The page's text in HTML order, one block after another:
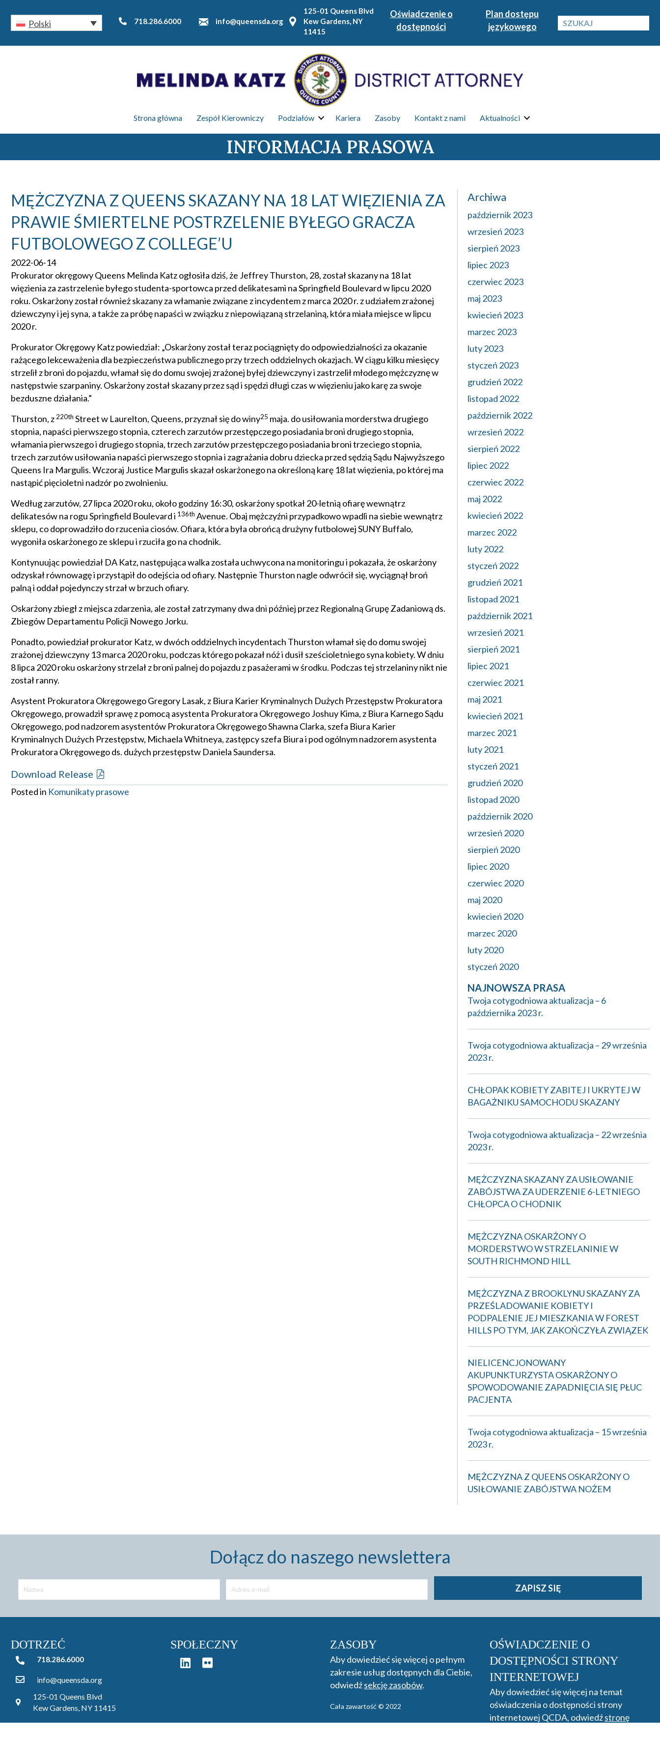
Polski 718.286.6000 info@queensda.org
125-01 Queens Blvd
Kew Gardens, NY
11415
Oświadczenie o
dostępności
Plan dostępu
językowego
Strona główna Zespół Kierowniczy Podziałów Kariera Zasoby Kontakt z nami Aktualności
INFORMACJA PRASOWA
MĘŻCZYZNA Z QUEENS SKAZANY NA 18 LAT WIĘZIENIA ZA
PRAWIE ŚMIERTELNE POSTRZELENIE BYŁEGO GRACZA
FUTBOLOWEGO Z COLLEGE’U
2022-06-14
Prokurator okręgowy Queens Melinda Katz ogłosiła dziś, że Jeffrey Thurston, 28, został skazany na 18 lat
więzienia za zastrzelenie byłego studenta-sportowca przed delikatesami na Springfield Boulevard w lipcu 2020
roku. Oskarżony został również skazany za włamanie związane z incydentem z marca 2020 r. z udziałem zrażonej
dziewczyny i jej syna, a także za próbę napaści w związku z niepowiązaną strzelaniną, która miała miejsce w lipcu
2020 r.
Prokurator Okręgowy Katz powiedział: „Oskarżony został teraz pociągnięty do odpowiedzialności za okazanie
rażącego lekceważenia dla bezpieczeństwa publicznego przy trzech oddzielnych okazjach. W ciągu kilku miesięcy
strzelił z broni do pojazdu, włamał się do domu swojej zrażonej byłej dziewczyny i zastrzelił młodego mężczyznę w
następstwie szarpaniny. Oskarżony został skazany przez sąd i spędzi długi czas w więzieniu jako karę za swoje
bezduszne działania.”
Thurston, z 220th Street w Laurelton, Queens, przyznał się do winy25 maja. do usiłowania morderstwa drugiego
stopnia, napaści pierwszego stopnia, czterech zarzutów przestępczego posiadania broni drugiego stopnia,
włamania pierwszego i drugiego stopnia, trzech zarzutów przestępczego posiadania broni trzeciego stopnia,
trzech zarzutów usiłowania napaści pierwszego stopnia i zagrażania dobru dziecka przed sędzią Sądu Najwyższego
Queens Ira Margulis. Wczoraj Justice Margulis skazał oskarżonego na określoną karę 18 lat więzienia, po której ma
nastąpić pięcioletni nadzór po zwolnieniu.
Według zarzutów, 27 lipca 2020 roku, około godziny 16:30, oskarżony spotkał 20-letnią ofiarę wewnątrz
delikatesów na rogu Springfield Boulevard i 136th Avenue. Obaj mężczyźni przypadkowo wpadli na siebie wewnątrz
sklepu, co doprowadziło do rzucenia ciosów. Ofiara, która była obrońcą drużyny futbolowej SUNY Buffalo,
wygoniła oskarżonego ze sklepu i rzuciła go na chodnik.
Kontynuując powiedział DA Katz, następująca walka została uchwycona na monitoringu i pokazała, że oskarżony
odzyskał równowagę i przystąpił do odejścia od ofiary. Następnie Thurston nagle odwrócił się, wyciągnął broń
palną i oddał pojedynczy strzał w brzuch ofiary.
Oskarżony zbiegł z miejsca zdarzenia, ale został zatrzymany dwa dni później przez Regionalną Grupę Zadaniową ds.
Zbiegów Departamentu Policji Nowego Jorku.
Ponadto, powiedział prokurator Katz, w dwóch oddzielnych incydentach Thurston włamał się do domu swojej
zrażonej dziewczyny 13 marca 2020 roku, podczas którego pokazał nóż i dusił sześcioletniego syna kobiety. W dniu
8 lipca 2020 roku oskarżony strzelał z broni palnej do pojazdu z pasażerami w środku. Podczas tej strzelaniny nikt nie
został ranny.
Asystent Prokuratora Okręgowego Gregory Lasak, z Biura Karier Kryminalnych Dużych Przestępstw Prokuratora
Okręgowego, prowadził sprawę z pomocą asystenta Prokuratora Okręgowego Joshuy Kima, z Biura Karnego Sądu
Okręgowego, pod nadzorem asystentów Prokuratora Okręgowego Shawna Clarka, szefa Biura Karier
Kryminalnych Dużych Przestępstw, Michaela Whitneya, zastępcy szefa Biura i pod ogólnym nadzorem asystenta
Prokuratora Okręgowego ds. dużych przestępstw Daniela Saundersa.
Download Release
Posted in Komunikaty prasowe
Archiwa
październik 2023
wrzesień 2023
sierpień 2023
lipiec 2023
czerwiec 2023
maj 2023
kwiecień 2023
marzec 2023
luty 2023
styczeń 2023
grudzień 2022
listopad 2022
październik 2022
wrzesień 2022
sierpień 2022
lipiec 2022
czerwiec 2022
maj 2022
kwiecień 2022
marzec 2022
luty 2022
styczeń 2022
grudzień 2021
listopad 2021
październik 2021
wrzesień 2021
sierpień 2021
lipiec 2021
czerwiec 2021
maj 2021
kwiecień 2021
marzec 2021
luty 2021
styczeń 2021
grudzień 2020
listopad 2020
październik 2020
wrzesień 2020
sierpień 2020
lipiec 2020
czerwiec 2020
maj 2020
kwiecień 2020
marzec 2020
luty 2020
styczeń 2020
NAJNOWSZA PRASA
Twoja cotygodniowa aktualizacja – 6
października 2023 r.
Twoja cotygodniowa aktualizacja – 29 września
2023 r.
CHŁOPAK KOBIETY ZABITEJ I UKRYTEJ W
BAGAŻNIKU SAMOCHODU SKAZANY
Twoja cotygodniowa aktualizacja – 22 września
2023 r.
MĘŻCZYZNA SKAZANY ZA USIŁOWANIE
ZABÓJSTWA ZA UDERZENIE 6-LETNIEGO
CHŁOPCA O CHODNIK
MĘŻCZYZNA OSKARŻONY O
MORDERSTWO W STRZELANINIE W
SOUTH RICHMOND HILL
MĘŻCZYZNA Z BROOKLYNU SKAZANY ZA
PRZEŚLADOWANIE KOBIETY I
PODPALENIE JEJ MIESZKANIA W FOREST
HILLS PO TYM, JAK ZAKOŃCZYŁA ZWIĄZEK
NIELICENCJONOWANY
AKUPUNKTURZYSTA OSKARŻONY O
SPOWODOWANIE ZAPADNIĘCIA SIĘ PŁUC
PACJENTA
Twoja cotygodniowa aktualizacja – 15 września
2023 r.
MĘŻCZYZNA Z QUEENS OSKARŻONY O
USIŁOWANIE ZABÓJSTWA NOŻEM
Dołącz do naszego newslettera
ZAPISZ SIĘ
DOTRZEĆ
718.286.6000
718.286.6000
info@queensda.org
125-01 Queens Blvd
Kew Gardens, NY 11415
SPOŁECZNY ZASOBY
Aby dowiedzieć się więcej o pełnym
zakresie usług dostępnych dla Ciebie,
odwiedźsekcję zasobów.
Cała zawartość © 2022
OŚWIADCZENIE O
DOSTĘPNOŚCI STRONY
INTERNETOWEJ
Aby dowiedzieć się więcej na temat
oświadczenia o dostępności strony
internetowej QCDA, odwiedźstronę